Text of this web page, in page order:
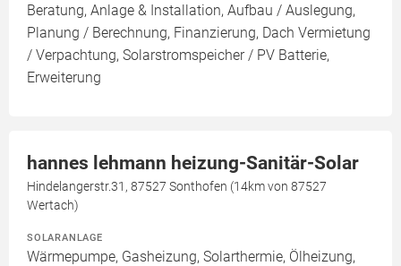
Beratung, Anlage & Installation, Aufbau / Auslegung,
Planung / Berechnung, Finanzierung, Dach Vermietung
/ Verpachtung, Solarstromspeicher / PV Batterie,
Erweiterung
hannes lehmann heizung-Sanitär-Solar
Hindelangerstr.31, 87527 Sonthofen (14km von 87527
Wertach)
SOLARANLAGE
Wärmepumpe, Gasheizung, Solarthermie, Ölheizung,